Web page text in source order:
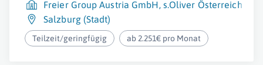
Freier Group Austria GmbH, s.Oliver Österreich
Salzburg (Stadt)
Teilzeit/geringfügig ab 2.251€ pro Monat